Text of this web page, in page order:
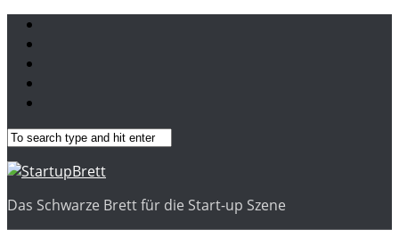
Das Schwarze Brett für die Start-up Szene